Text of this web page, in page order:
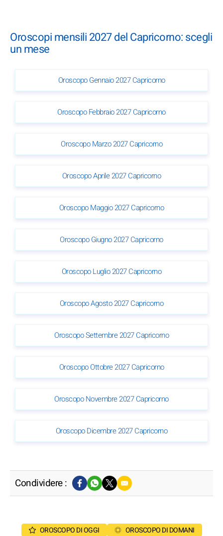
Oroscopi mensili 2027 del Capricorno: scegli
un mese
Oroscopo Gennaio 2027 Capricorno
Oroscopo Febbraio 2027 Capricorno
Oroscopo Marzo 2027 Capricorno
Oroscopo Aprile 2027 Capricorno
Oroscopo Maggio 2027 Capricorno
Oroscopo Giugno 2027 Capricorno
Oroscopo Luglio 2027 Capricorno
Oroscopo Agosto 2027 Capricorno
Oroscopo Settembre 2027 Capricorno
Oroscopo Ottobre 2027 Capricorno
Oroscopo Novembre 2027 Capricorno
Oroscopo Dicembre 2027 Capricorno
Condividere :
OROSCOPO DI OGGI
OROSCOPO DI DOMANI